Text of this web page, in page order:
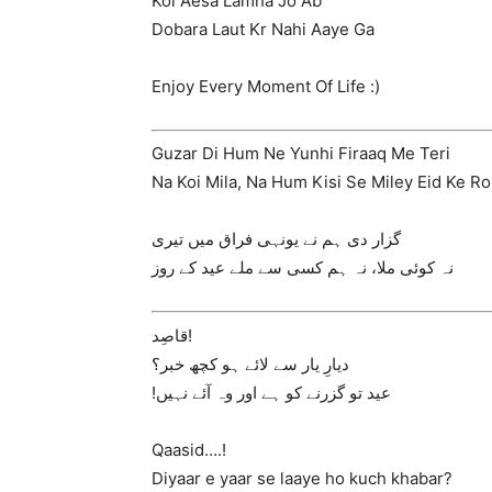
Dobara Laut Kr Nahi Aaye Ga
Enjoy Every Moment Of Life :)
Guzar Di Hum Ne Yunhi Firaaq Me Teri
Na Koi Mila, Na Hum Kisi Se Miley Eid Ke
گزار دی ہم نے یونہی فراق میں تیری
نہ کوئی ملا، نہ ہم کسی سے ملے عید کے روز
قاصِد!
دیارِ یار سے لائے ہو کچھ خبر؟
!عید تو گزرنے کو ہے اور وہ آئے نہیں
Qaasid….!
Diyaar e yaar se laaye ho kuch khabar?